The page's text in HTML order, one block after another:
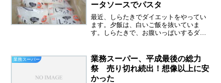
ータソースでパスタ
最近、しらたきでダイエットをやってい
ます。夕飯は、白いご飯を抜いていま
す。しらたきで、お腹いっぱいするダイ
ったりなんです！業務スーパーに行くた
びに、しらたきをたくさん買...
業務スーパー
業務スーパー、平成最後の総力
祭 売り切れ続出！想像以上に安
かった